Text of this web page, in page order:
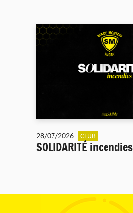
28/07/2026 CLUB
SOLIDARITÉ incendies